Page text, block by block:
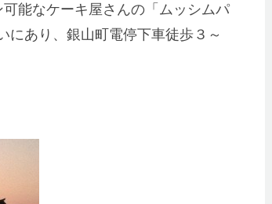
能なケーキ屋さんの「ムッシムパ
にあり、銀山町電停下車徒歩３～